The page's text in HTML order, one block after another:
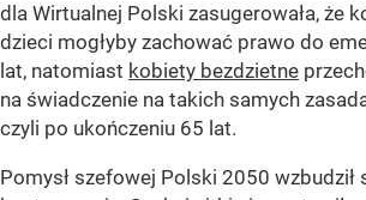
dla Wirtualnej Polski zasugerowała, że
dzieci mogłyby zachować prawo do
lat, natomiast kobiety bezdzietne
na świadczenie na takich samych
czyli po ukończeniu 65 lat.
Pomysł szefowej Polski 2050 wzbudził